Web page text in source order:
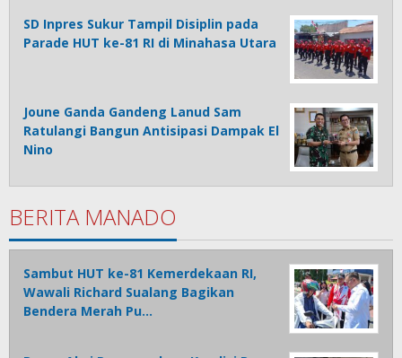
SD Inpres Sukur Tampil Disiplin pada
Parade HUT ke-81 RI di Minahasa Utara
Joune Ganda Gandeng Lanud Sam
Ratulangi Bangun Antisipasi Dampak El
Nino
BERITA MANADO
Sambut HUT ke-81 Kemerdekaan RI,
Wawali Richard Sualang Bagikan
Bendera Merah Pu…